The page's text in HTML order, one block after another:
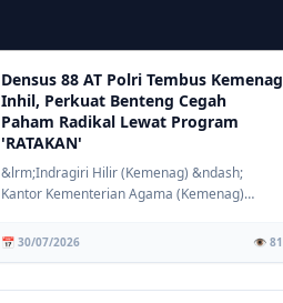
Densus 88 AT Polri Tembus Kemenag
Inhil, Perkuat Benteng Cegah
Paham Radikal Lewat Program
'RATAKAN'
&lrm;Indragiri Hilir (Kemenag) &ndash;
Kantor Kementerian Agama (Kemenag)
📅 30/07/2026 👁️ 81